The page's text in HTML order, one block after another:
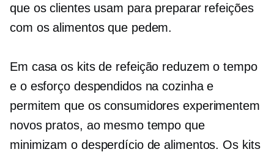
que os clientes usam para preparar refeições
com os alimentos que pedem.
Em casa os kits de refeição reduzem o tempo
e o esforço despendidos na cozinha e
permitem que os consumidores experimentem
novos pratos, ao mesmo tempo que
minimizam o desperdício de alimentos. Os kits